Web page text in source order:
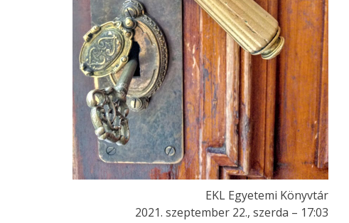
EKL Egyetemi Könyvtár
2021. szeptember 22., szerda – 17:03